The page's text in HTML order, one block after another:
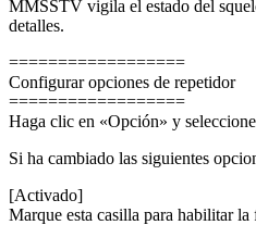
MMSSTV vigila el estado del
detalles.
==================
Configurar opciones de repetidor
==================
Haga clic en «Opción» y
Si ha cambiado las siguientes
[Activado]
Marque esta casilla para habilitar